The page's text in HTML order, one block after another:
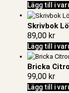
Lägg till i
Skrivbok
89,00 kr
Lägg till i
Bricka
99,00 kr
Lägg till i